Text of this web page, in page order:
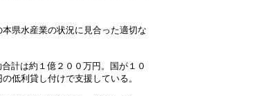
県水産業の状況に見合った適切な
計は約１億２００万円。国が１０
低利貸し付けで支援している。